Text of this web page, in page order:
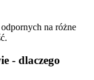
na różne
- dlaczego